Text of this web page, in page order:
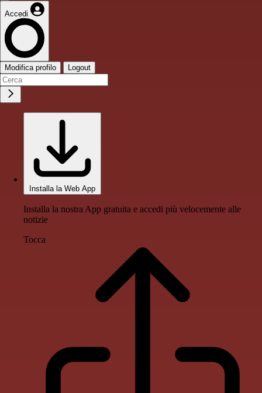
Accedi
Modifica profilo Logout
Installa la Web App
Installa la nostra App gratuita e accedi più velocemente alle
notizie
Tocca